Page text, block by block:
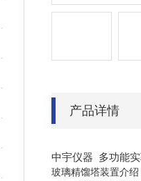
产品详情
中宇仪器 多功能
玻璃精馏塔装置介绍